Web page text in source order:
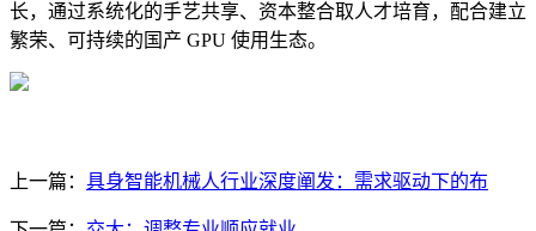
长，通过系统化的手艺共享、资本整合取人才培育，配合建立
繁荣、可持续的国产 GPU 使用生态。
上一篇： 具身智能机械人行业深度阐发：需求驱动下的布